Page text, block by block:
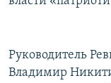
Руководитель
Владимир